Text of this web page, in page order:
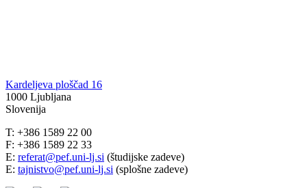
Kardeljeva ploščad 16
1000 Ljubljana
Slovenija
T: +386 1589 22 00
F: +386 1589 22 33
E: referat@pef.uni-lj.si (študijske zadeve)
E: tajnistvo@pef.uni-lj.si (splošne zadeve)